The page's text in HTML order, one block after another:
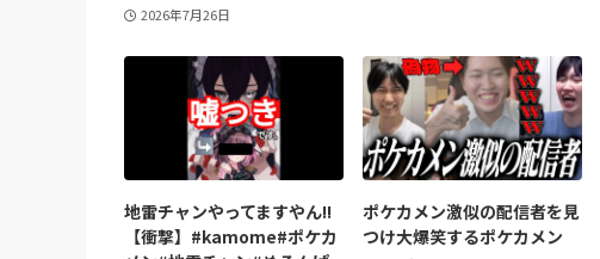
2026年7月26日
地雷チャンやってますやん!!
【衝撃】#kamome#ポケカ
ポケカメン激似の配信者を見
つけ大爆笑するポケカメン